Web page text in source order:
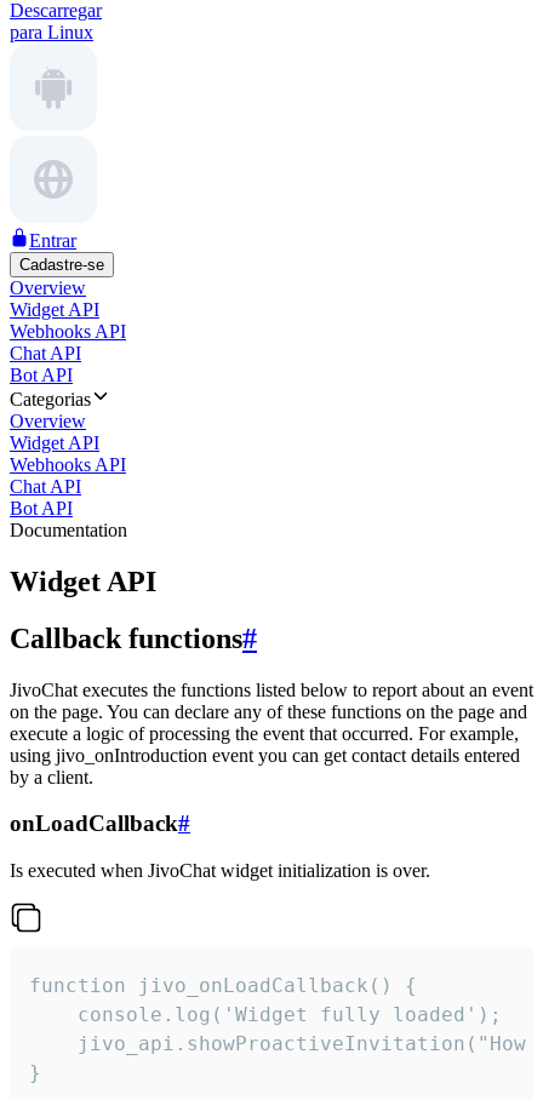
Descarregar
para Linux
Entrar
Cadastre-se
Overview
Widget API
Webhooks API
Chat API
Bot API
Categorias
Overview
Widget API
Webhooks API
Chat API
Bot API
Documentation
Widget API
Callback functions#
JivoChat executes the functions listed below to report about an event
on the page. You can declare any of these functions on the page and
execute a logic of processing the event that occurred. For example,
using jivo_onIntroduction event you can get contact details entered
by a client.
onLoadCallback#
Is executed when JivoChat widget initialization is over.
function jivo_onLoadCallback() {
    console.log('Widget fully loaded');
jivo_api.showProactiveInvitation("How
}